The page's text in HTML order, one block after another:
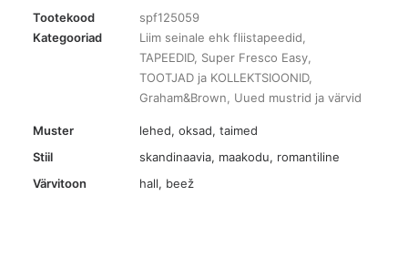
Neutral
kogus
Tootekood
spf125059
Kategooriad
Liim seinale ehk fliistapeedid
TAPEEDID, Super Fresco Easy
TOOTJAD ja KOLLEKTSIOONID,
Graham&Brown
Uued mustrid ja värvid
Muster
lehed, oksad, taimed
Stiil
skandinaavia, maakodu, romantiline
Värvitoon
hall, beež